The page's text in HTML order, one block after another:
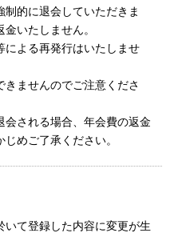
的に退会していただきま
いたしません。
による再発行はいたしませ
きませんのでご注意くださ
会される場合、年会費の返金
めご了承ください。
て登録した内容に変更が生